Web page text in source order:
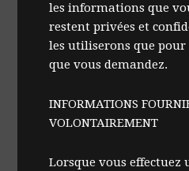
les informations que
restent privées et
les utiliserons que
que vous demandez.
INFORMATIONS
VOLONTAIREMENT
Lorsque vous effectuez